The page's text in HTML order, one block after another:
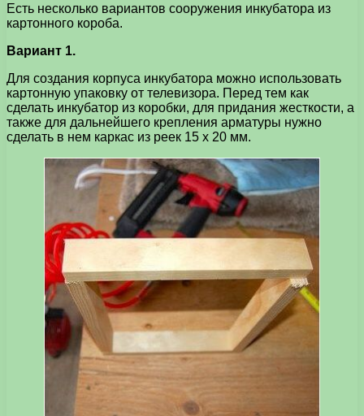
Есть несколько вариантов сооружения инкубатора из
картонного короба.
Вариант 1.
Для создания корпуса инкубатора можно использовать
картонную упаковку от телевизора. Перед тем как
сделать инкубатор из коробки, для придания жесткости, а
также для дальнейшего крепления арматуры нужно
сделать в нем каркас из реек 15 х 20 мм.